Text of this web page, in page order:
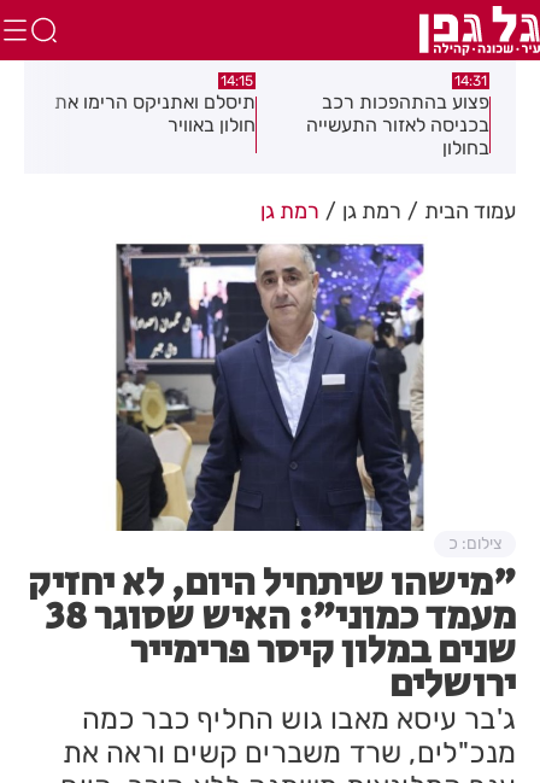
14:31
פצוע בהתהפכות רכב
בכניסה לאזור התעשייה
בחולון
14:15
תיסלם ואתניקס הרימו את
חולון באוויר
עמוד הבית רמת גן רמת גן
"מישהו שיתחיל היום, לא יחזיק
מעמד כמוני": האיש שסוגר 38
שנים במלון קיסר פרימייר
ירושלים
ג'בר עיסא מאבו גוש החליף כבר כמה
מנכ"לים, שרד משברים קשים וראה את
צילום: כ